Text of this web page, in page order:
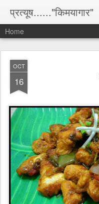
प्रत्यूष......"किमयागार"
Home
OCT
16